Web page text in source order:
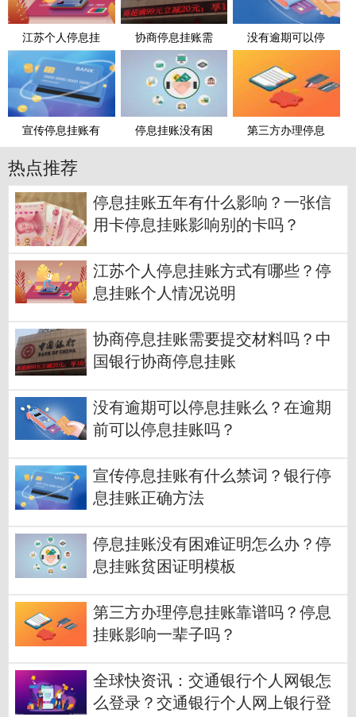
江苏个人停息挂 协商停息挂账需 没有逾期可以停
宣传停息挂账有 停息挂账没有困 第三方办理停息
热点推荐
停息挂账五年有什么影响？一张信
用卡停息挂账影响别的卡吗？
江苏个人停息挂账方式有哪些？停
息挂账个人情况说明
协商停息挂账需要提交材料吗？中
国银行协商停息挂账
没有逾期可以停息挂账么？在逾期
前可以停息挂账吗？
宣传停息挂账有什么禁词？银行停
息挂账正确方法
停息挂账没有困难证明怎么办？停
息挂账贫困证明模板
第三方办理停息挂账靠谱吗？停息
挂账影响一辈子吗？
全球快资讯：交通银行个人网银怎
么登录？交通银行个人网上银行登